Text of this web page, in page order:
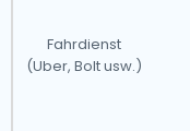
Fahrdienst
(Uber, Bolt usw.)